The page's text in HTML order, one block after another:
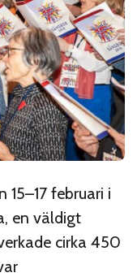
februari i
en väldigt
cirka 450